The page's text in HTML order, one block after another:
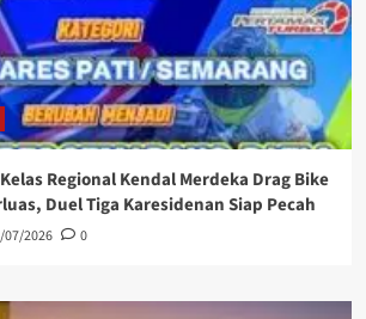
Regional Kendal Merdeka Drag Bike
Duel Tiga Karesidenan Siap Pecah
07/2026 0